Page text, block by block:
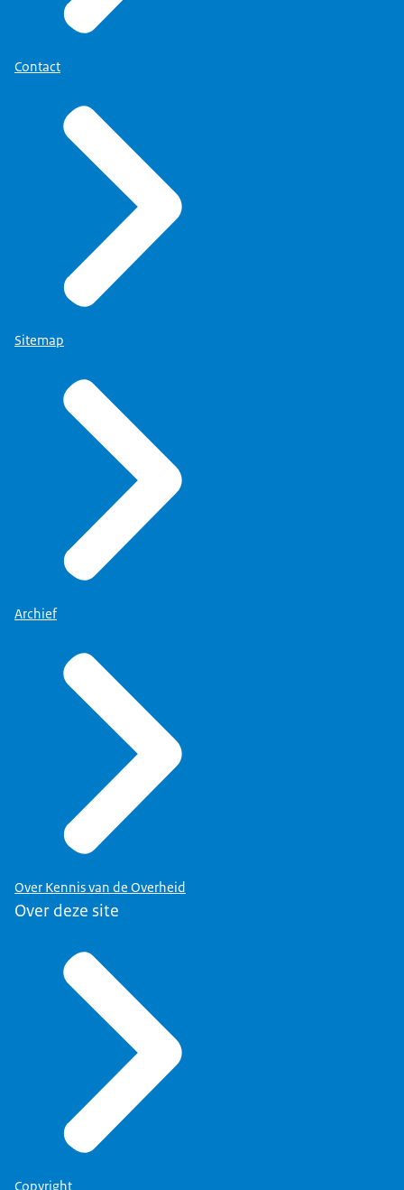
In een small talk zegt hij: you have to feed the
beast.
Dat is zo waar. Die jongens, die, of die jongens, of
met die camera of met die microfoon, die moeten
gewoon tekst hebben. Klaar, want dat is hun werk.
En als je dat eenmaal weet, dan kan je ze
bedienen.
Dat is, eigenlijk is dat heel onnozel, maar ik had
nooit die positie gehad vroeger. Nu wel. En toen ik
dat helemaal door had, ging dat ook een stuk
makkelijker.
Contact
Sitemap
Archief
Over Kennis van de Overheid
Over deze site